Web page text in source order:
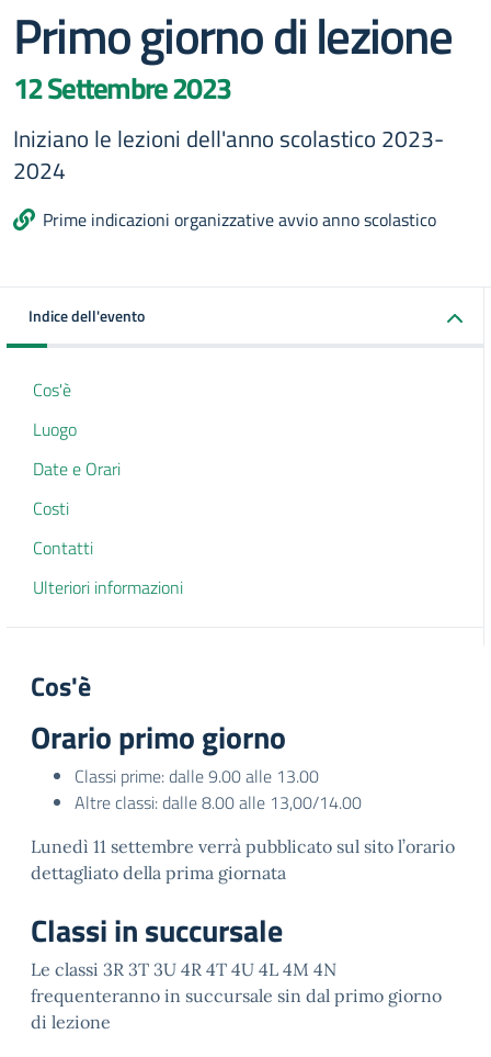
Primo giorno di lezione
12 Settembre 2023
Iniziano le lezioni dell'anno scolastico 2023-
2024
Prime indicazioni organizzative avvio anno scolastico
Indice dell'evento
Cos'è
Luogo
Date e Orari
Costi
Contatti
Ulteriori informazioni
Cos'è
Orario primo giorno
Classi prime: dalle 9.00 alle 13.00
Altre classi: dalle 8.00 alle 13,00/14.00
Lunedì 11 settembre verrà pubblicato sul sito l’orario
dettagliato della prima giornata
Classi in succursale
Le classi 3R 3T 3U 4R 4T 4U 4L 4M 4N
frequenteranno in succursale sin dal primo giorno
di lezione